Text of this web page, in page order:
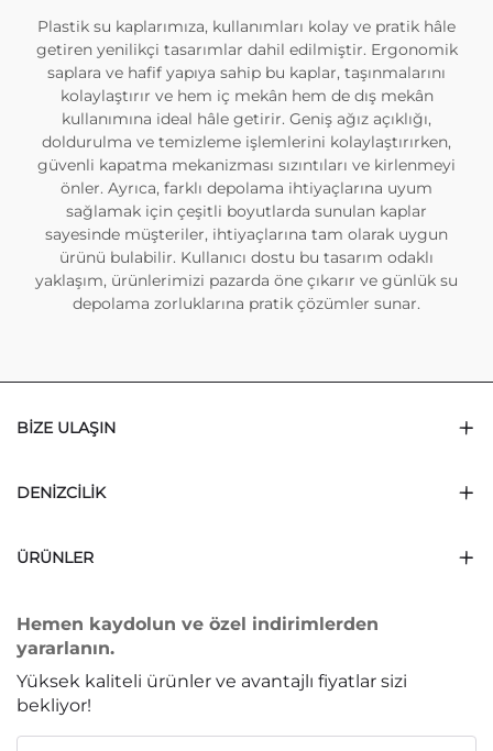
Plastik su kaplarımıza, kullanımları kolay ve pratik hâle
getiren yenilikçi tasarımlar dahil edilmiştir. Ergonomik
saplara ve hafif yapıya sahip bu kaplar, taşınmalarını
kolaylaştırır ve hem iç mekân hem de dış mekân
kullanımına ideal hâle getirir. Geniş ağız açıklığı,
doldurulma ve temizleme işlemlerini kolaylaştırırken,
güvenli kapatma mekanizması sızıntıları ve kirlenmeyi
önler. Ayrıca, farklı depolama ihtiyaçlarına uyum
sağlamak için çeşitli boyutlarda sunulan kaplar
sayesinde müşteriler, ihtiyaçlarına tam olarak uygun
ürünü bulabilir. Kullanıcı dostu bu tasarım odaklı
yaklaşım, ürünlerimizi pazarda öne çıkarır ve günlük su
depolama zorluklarına pratik çözümler sunar.
BIZE ULAŞIN
DENIZCILIK
ÜRÜNLER
Hemen kaydolun ve özel indirimlerden
yararlanın.
Yüksek kaliteli ürünler ve avantajlı fiyatlar sizi
bekliyor!